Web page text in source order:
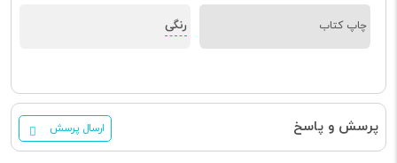
چاپ کتاب رنگی
پرسش و پاسخ ارسال پرسش